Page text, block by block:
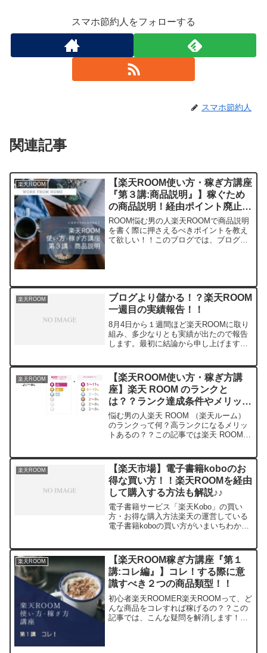
スマホ節約人をフォローする
スマホ節約人
関連記事
楽天ROOM
【楽天ROOM使い方・稼ぎ方講座
『第３講:商品説明』】稼ぐため
の商品説明！経由ポイント廃止に
も対応！！
ROOM悩む男の人楽天ROOMで商品説明
を書く際に押さえるべきポイントを教え
て欲しい！！このブログでは、ブログ運
楽天ROOM
ブログより儲かる！？楽天ROOM
一週目の実績報告！！
8月4日から１週間ほど楽天ROOMに取り
組み、多少なりとも実績が出たので報告
します。最初に結論から申し上げます
ROOMERでも月に5万円稼げれば御の
字？といった雰囲気があり...
楽天ROOM
【楽天ROOM使い方・稼ぎ方講
座】楽天 ROOM のランクと
は？？ランク達成条件やメリット
も徹底解説！！
悩む男の人楽天 ROOM （楽天ルーム）
のランクって何？高ランクになるメリッ
トあるの？？この記事では楽天 ROOM
ROOMとは楽天市場の商品をSNSのよう
に紹介し合...
楽天ROOM
【楽天市場】電子書籍koboのお
得な買い方！！楽天ROOMを経由
して購入する方法も解説♪♪
電子書籍サービス「楽天Kobo」の買い
方・お得な購入方法楽天の運営している
電子書籍koboの買い方がいまいちわから
の買い方がわからない。購入方法を教え
て！！この...
楽天ROOM
【楽天ROOM稼ぎ方講座『第１
講:コレ編』】コレ！する際に意
識すべき２つの商品類型！！
初心者楽天ROOMER楽天ROOMって、ど
んな商品をコレすれば稼げるの？？この
記事では、こんな疑問を解消します！！